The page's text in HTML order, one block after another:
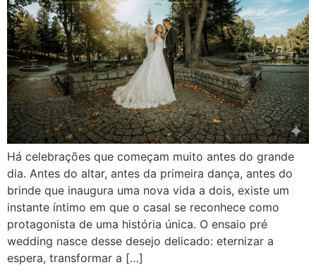
Há celebrações que começam muito antes do grande
dia. Antes do altar, antes da primeira dança, antes do
brinde que inaugura uma nova vida a dois, existe um
instante íntimo em que o casal se reconhece como
protagonista de uma história única. O ensaio pré
wedding nasce desse desejo delicado: eternizar a
espera, transformar a […]